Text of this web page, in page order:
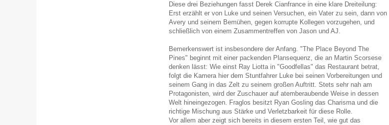
Diese drei Beziehungen fasst Derek Cianfrance in eine klare Dreiteilung:
Erst erzählt er von Luke und seinen Versuchen, ein Vater zu sein, dann von
Avery und seinem Bemühen, gegen korrupte Kollegen vorzugehen, und
schließlich von einem Zusammentreffen von Jason und AJ.
Bemerkenswert ist insbesondere der Anfang. "The Place Beyond The
Pines" beginnt mit einer packenden Plansequenz, die an Martin Scorsese
denken lässt: Wie einst Ray Liotta in "Goodfellas" das Restaurant betrat,
folgt die Kamera hier dem Stuntfahrer Luke bei seinen Vorbereitungen und
seinem Gang in das Zelt zu seinem großen Auftritt. Stets sehr nah am
Protagonisten, wird der Zuschauer auf atemberaubende Weise in dessen
Welt hineingezogen. Fraglos besitzt Ryan Gosling das Charisma und die
richtige Mischung aus Stärke und Verletzbarkeit für diese Rolle.
Vor allem aber zeigt sich bereits in diesem ersten Teil, wie gut das